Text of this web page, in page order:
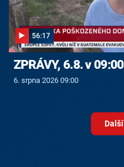
56:17
ZPRÁVY, 6.8. v 09:00
6. srpna 2026 09:00